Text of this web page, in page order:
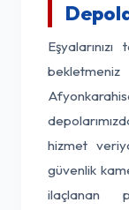
hizmet
güvenlik
ilaçlanan